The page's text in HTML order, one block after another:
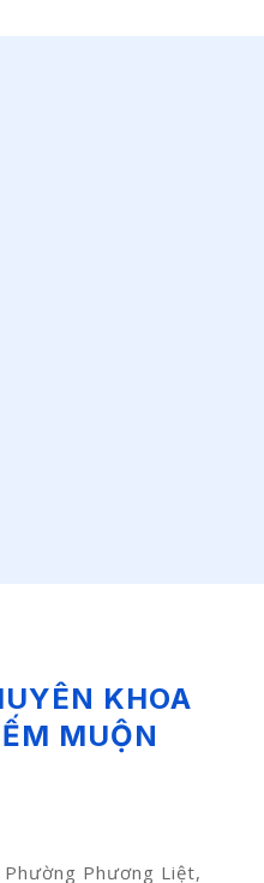
KHOA
MUỘN
Phương Liệt,